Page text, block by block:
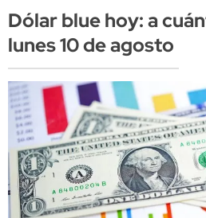
Dólar blue hoy: a
lunes 10 de agosto